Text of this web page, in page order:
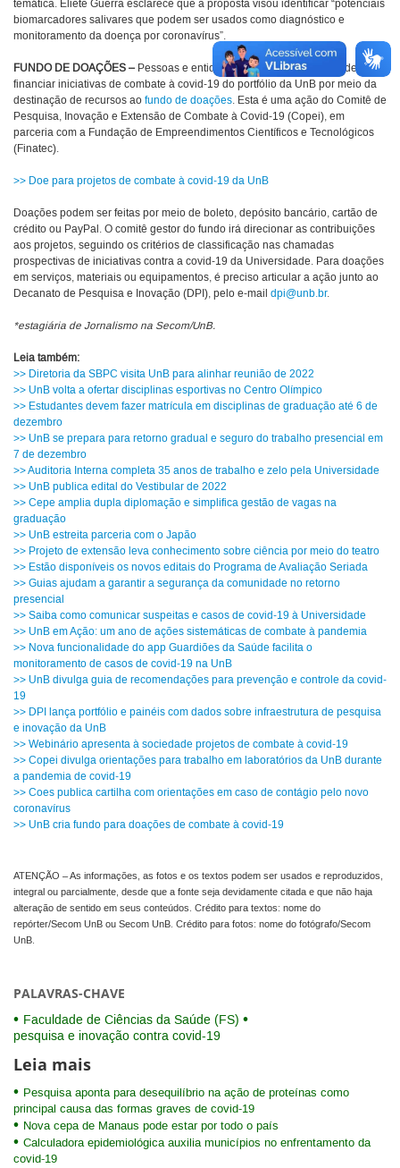
temática. Eliete Guerra esclarece que a proposta visou identificar “potenciais
biomarcadores salivares que podem ser usados como diagnóstico e
monitoramento da doença por coronavírus”.
FUNDO DE DOAÇÕES –Pessoas e entidades da sociedade civil podem
financiar iniciativas de combate à covid-19 do portfólio da UnB por meio da
destinação de recursos ao fundo de doações. Esta é uma ação do Comitê de
Pesquisa, Inovação e Extensão de Combate à Covid-19 (Copei), em
parceria com a Fundação de Empreendimentos Científicos e Tecnológicos
(Finatec).
>> Doe para projetos de combate à covid-19 da UnB
Doações podem ser feitas por meio de boleto, depósito bancário, cartão de
crédito ou PayPal. O comitê gestor do fundo irá direcionar as contribuições
aos projetos, seguindo os critérios de classificação nas chamadas
prospectivas de iniciativas contra a covid-19 da Universidade. Para doações
em serviços, materiais ou equipamentos, é preciso articular a ação junto ao
Decanato de Pesquisa e Inovação (DPI), pelo e-mail dpi@unb.br.
*estagiária de Jornalismo na Secom/UnB.
Leia também:
>> Diretoria da SBPC visita UnB para alinhar reunião de 2022
>> UnB volta a ofertar disciplinas esportivas no Centro Olímpico
>> Estudantes devem fazer matrícula em disciplinas de graduação até 6 de
dezembro
>> UnB se prepara para retorno gradual e seguro do trabalho presencial em
7 de dezembro
>> Auditoria Interna completa 35 anos de trabalho e zelo pela Universidade
>> UnB publica edital do Vestibular de 2022
>> Cepe amplia dupla diplomação e simplifica gestão de vagas na
graduação
>> UnB estreita parceria com o Japão
>> Projeto de extensão leva conhecimento sobre ciência por meio do teatro
>> Estão disponíveis os novos editais do Programa de Avaliação Seriada
>> Guias ajudam a garantir a segurança da comunidade no retorno
presencial
>> Saiba como comunicar suspeitas e casos de covid-19 à Universidade
>> UnB em Ação: um ano de ações sistemáticas de combate à pandemia
>> Nova funcionalidade do app Guardiões da Saúde facilita o
monitoramento de casos de covid-19 na UnB
>> UnB divulga guia de recomendações para prevenção e controle da covid-
19
>> DPI lança portfólio e painéis com dados sobre infraestrutura de pesquisa
e inovação da UnB
>> Webinário apresenta à sociedade projetos de combate à covid-19
>> Copei divulga orientações para trabalho em laboratórios da UnB durante
a pandemia de covid-19
>> Coes publica cartilha com orientações em caso de contágio pelo novo
coronavírus
>> UnB cria fundo para doações de combate à covid-19
ATENÇÃO – As informações, as fotos e os textos podem ser usados e reproduzidos,
integral ou parcialmente, desde que a fonte seja devidamente citada e que não haja
alteração de sentido em seus conteúdos. Crédito para textos: nome do
repórter/Secom UnB ou Secom UnB. Crédito para fotos: nome do fotógrafo/Secom
UnB.
PALAVRAS-CHAVE
Faculdade de Ciências da Saúde (FS)
pesquisa e inovação contra covid-19
Leia mais
Pesquisa aponta para desequilíbrio na ação de proteínas como
principal causa das formas graves de covid-19
Nova cepa de Manaus pode estar por todo o país
Calculadora epidemiológica auxilia municípios no enfrentamento da
covid-19